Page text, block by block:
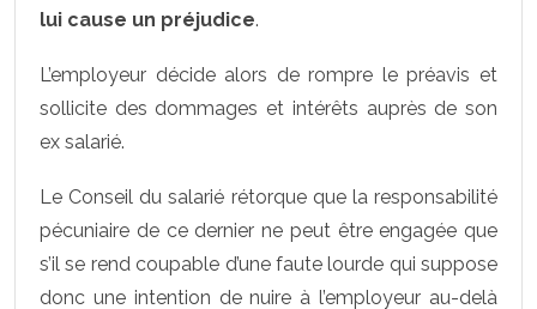
lui cause un préjudice.
L’employeur décide alors de rompre le préavis et
sollicite des dommages et intérêts auprès de son
ex salarié.
Le Conseil du salarié rétorque que la responsabilité
pécuniaire de ce dernier ne peut être engagée que
s’il se rend coupable d’une faute lourde qui suppose
donc une intention de nuire à l’employeur au-delà